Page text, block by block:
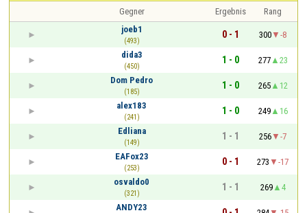
Gegner Ergebnis
Rang
joeb1
(493)
0 - 1 300
-8
dida3
(450)
1 - 0 277
23
Dom Pedro
(185)
1 - 0 265
12
alex183
(241)
1 - 0 249
16
Edliana
(149)
1 - 1 256
-7
EAFox23
(253)
0 - 1 273
-17
osvaldo0
(321)
1 - 1 269
4
ANDY23